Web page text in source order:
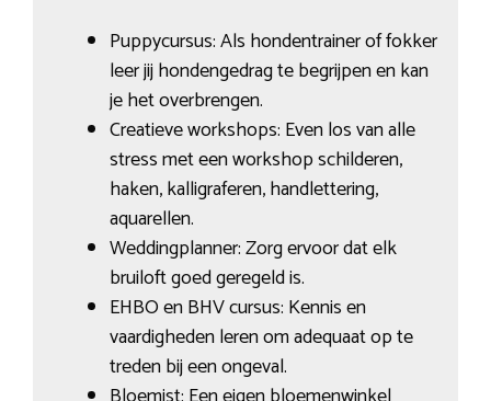
Puppycursus: Als hondentrainer of fokker
leer jij hondengedrag te begrijpen en kan
je het overbrengen.
Creatieve workshops: Even los van alle
stress met een workshop schilderen,
haken, kalligraferen, handlettering,
aquarellen.
Weddingplanner: Zorg ervoor dat elk
bruiloft goed geregeld is.
EHBO en BHV cursus: Kennis en
vaardigheden leren om adequaat op te
treden bij een ongeval.